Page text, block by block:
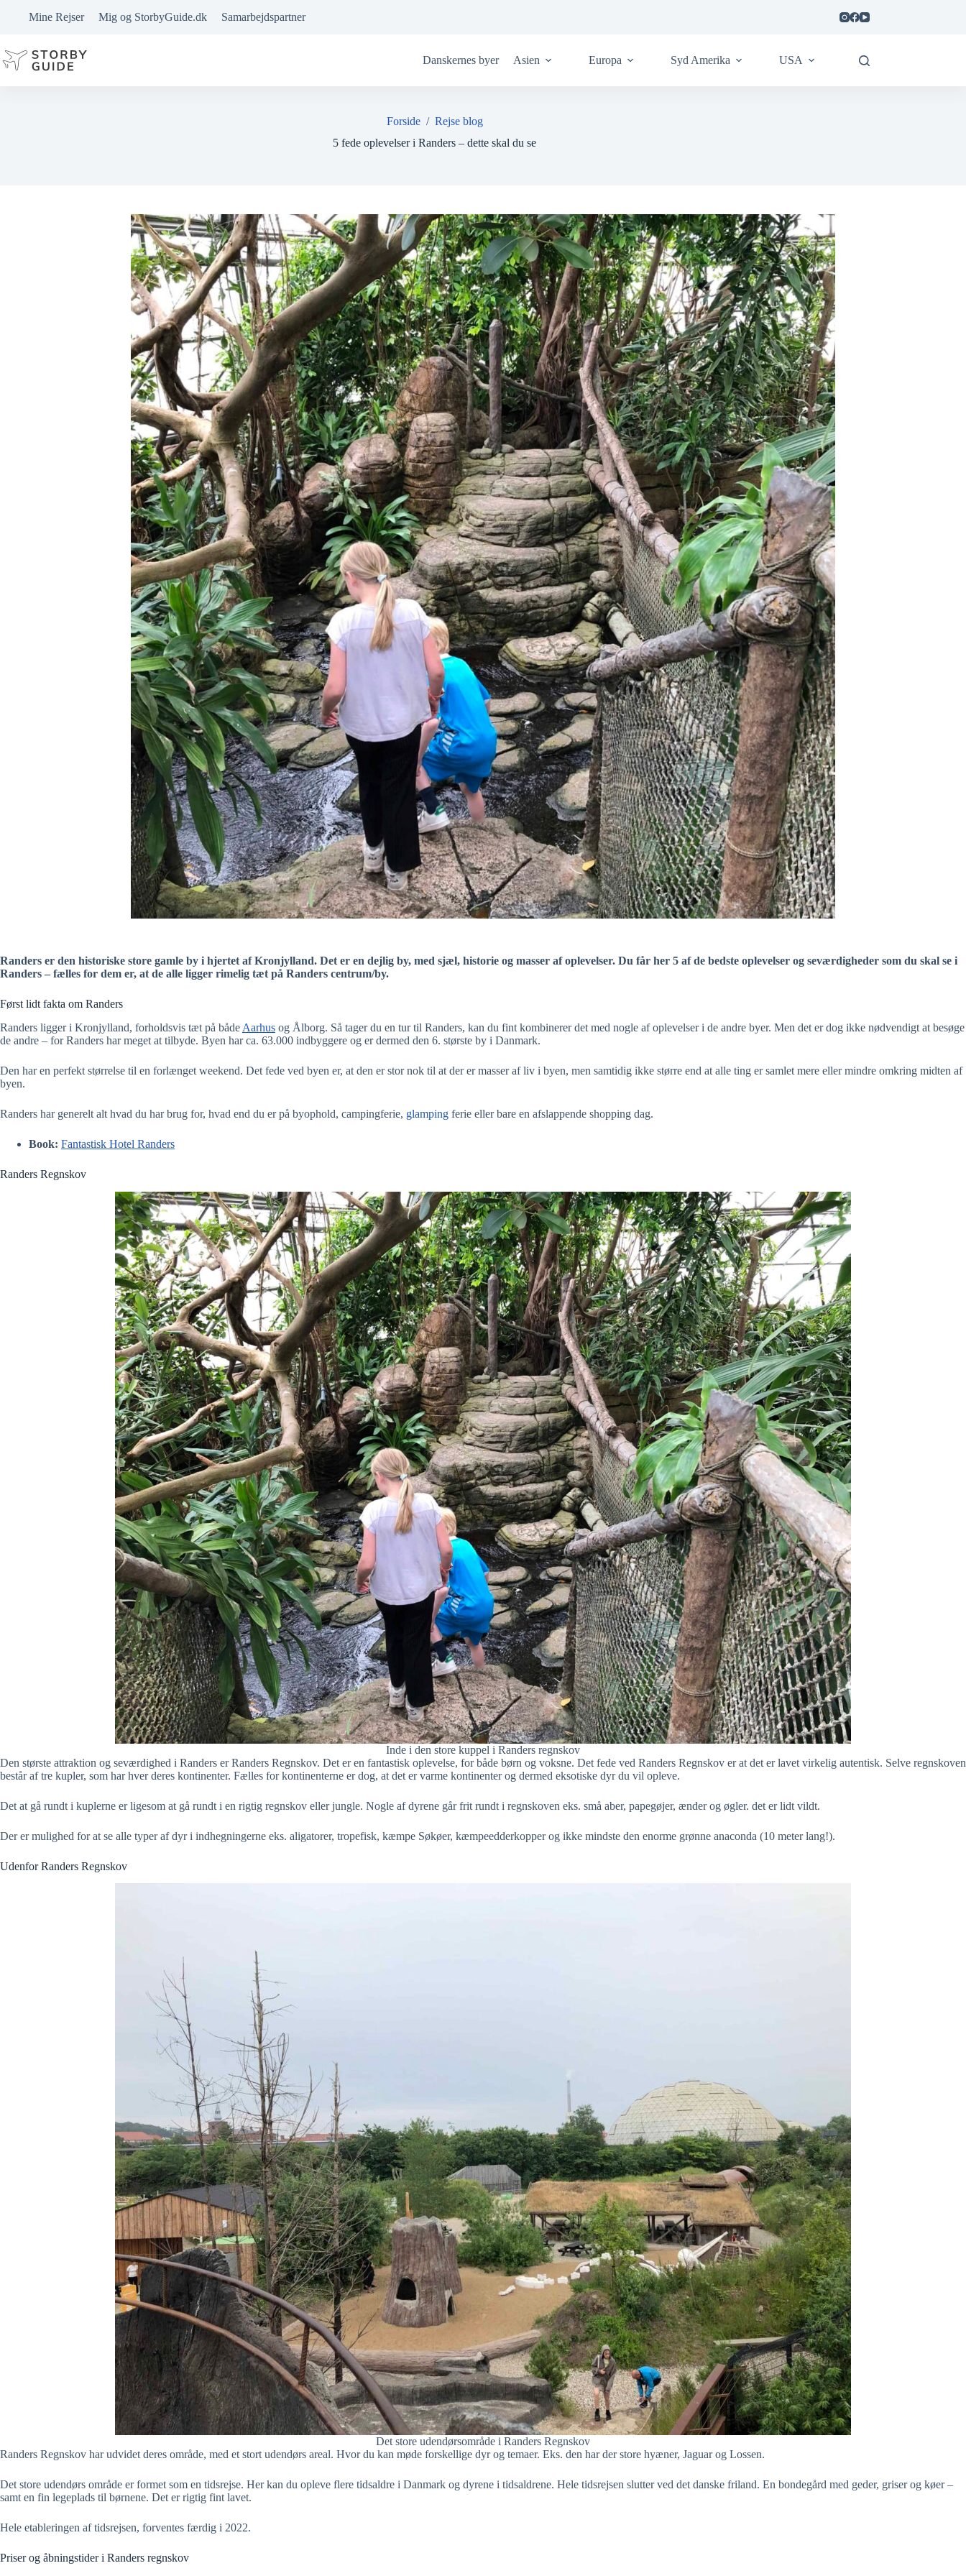
Mine Rejser Mig og StorbyGuide.dk Samarbejdspartner
Danskernes byer Asien Europa Syd Amerika USA
Forside/ Rejse blog
5 fede oplevelser i Randers – dette skal du se
Randers er den historiske store gamle by i hjertet af Kronjylland. Det er en dejlig by, med sjæl, historie og masser af oplevelser. Du får her 5 af de bedste oplevelser og seværdigheder som du skal se i
Randers – fælles for dem er, at de alle ligger rimelig tæt på Randers centrum/by.
Først lidt fakta om Randers
Randers ligger i Kronjylland, forholdsvis tæt på både Aarhus og Ålborg. Så tager du en tur til Randers, kan du fint kombinerer det med nogle af oplevelser i de andre byer. Men det er dog ikke nødvendigt at besøge
de andre – for Randers har meget at tilbyde. Byen har ca. 63.000 indbyggere og er dermed den 6. største by i Danmark.
Den har en perfekt størrelse til en forlænget weekend. Det fede ved byen er, at den er stor nok til at der er masser af liv i byen, men samtidig ikke større end at alle ting er samlet mere eller mindre omkring midten af
byen.
Randers har generelt alt hvad du har brug for, hvad end du er på byophold, campingferie, glamping ferie eller bare en afslappende shopping dag.
Book: Fantastisk Hotel Randers
Randers Regnskov
Inde i den store kuppel i Randers regnskov
Den største attraktion og seværdighed i Randers er Randers Regnskov. Det er en fantastisk oplevelse, for både børn og voksne. Det fede ved Randers Regnskov er at det er lavet virkelig autentisk. Selve regnskoven
består af tre kupler, som har hver deres kontinenter. Fælles for kontinenterne er dog, at det er varme kontinenter og dermed eksotiske dyr du vil opleve.
Det at gå rundt i kuplerne er ligesom at gå rundt i en rigtig regnskov eller jungle. Nogle af dyrene går frit rundt i regnskoven eks. små aber, papegøjer, ænder og øgler. det er lidt vildt.
Der er mulighed for at se alle typer af dyr i indhegningerne eks. aligatorer, tropefisk, kæmpe Søkøer, kæmpeedderkopper og ikke mindste den enorme grønne anaconda (10 meter lang!).
Udenfor Randers Regnskov
Det store udendørsområde i Randers Regnskov
Randers Regnskov har udvidet deres område, med et stort udendørs areal. Hvor du kan møde forskellige dyr og temaer. Eks. den har der store hyæner, Jaguar og Lossen.
Det store udendørs område er formet som en tidsrejse. Her kan du opleve flere tidsaldre i Danmark og dyrene i tidsaldrene. Hele tidsrejsen slutter ved det danske friland. En bondegård med geder, griser og køer –
samt en fin legeplads til børnene. Det er rigtig fint lavet.
Hele etableringen af tidsrejsen, forventes færdig i 2022.
Priser og åbningstider i Randers regnskov